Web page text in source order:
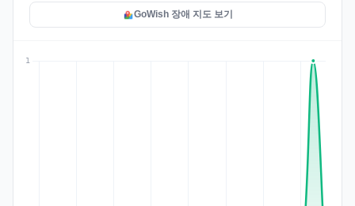
GoWish 장애 지도 보기